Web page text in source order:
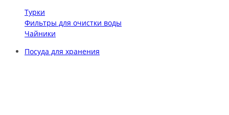
Турки
Фильтры для очистки воды
Чайники
Посуда для хранения